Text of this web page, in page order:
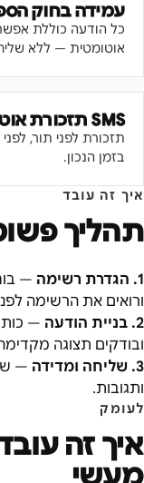
עמידה בחוק
כל הודעה כוללת
אוטומטית — ללא
SMS תזכורת אוטומטית
תזכורת לפני תור,
בזמן הנכון.
איך זה עובד
תהליך
1
. הגדרת רשימה —
ורואים את הרשימה
2
. בניית הודעה —
ובודקים תצוגה
3
. שליחה ומדידה —
ותגובות.
לעומק
איך זה
מעשי